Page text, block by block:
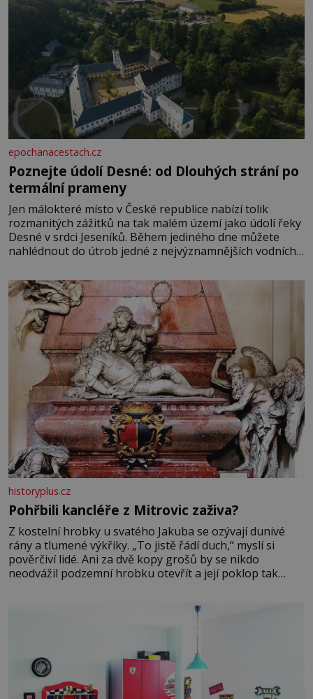
epochanacestach.cz
Poznejte údolí Desné: od Dlouhých strání po
termální prameny
Jen málokteré místo v České republice nabízí tolik
rozmanitých zážitků na tak malém území jako údolí řeky
Desné v srdci Jeseníků. Během jediného dne můžete
nahlédnout do útrob jedné z nejvýznamnějších vodních
se na koloběžce a den zakončit poznáváním památek ve
Velkých Losinách nebo v termálním
historyplus.cz
Pohřbili kancléře z Mitrovic zaživa?
Z kostelní hrobky u svatého Jakuba se ozývají dunivé
rány a tlumené výkřiky. „To jistě řádí duch,“ myslí si
pověrčiví lidé. Ani za dvě kopy grošů by se nikdo
neodvážil podzemní hrobku otevřít a její poklop tak